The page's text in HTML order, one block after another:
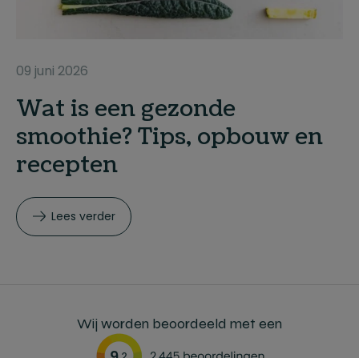
09 juni 2026
Wat is een gezonde
smoothie? Tips, opbouw en
recepten
Lees verder
Wij worden beoordeeld met een